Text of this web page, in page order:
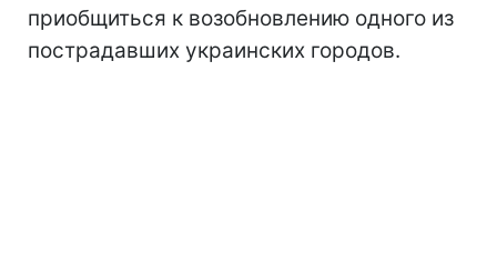
приобщиться к возобновлению одного из
пострадавших украинских городов.